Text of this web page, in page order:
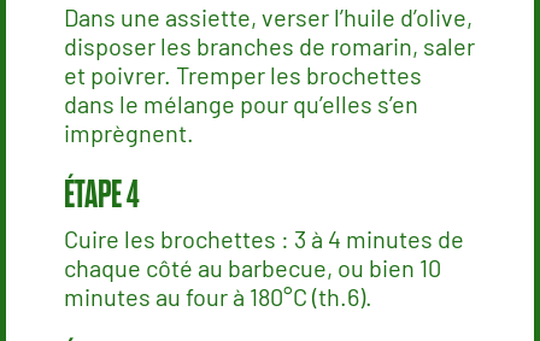
Dans une assiette, verser l’huile d’olive,
disposer les branches de romarin, saler
et poivrer. Tremper les brochettes
dans le mélange pour qu’elles s’en
imprègnent.
Cuire les brochettes : 3 à 4 minutes de
chaque côté au barbecue, ou bien 10
minutes au four à 180°C (th.6).